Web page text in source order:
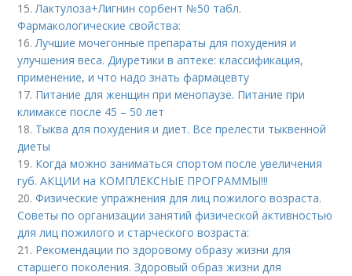
15.Лактулоза+Лигнин сорбент №50 табл.
Фармакологические свойства:
16.Лучшие мочегонные препараты для похудения и
улучшения веса. Диуретики в аптеке: классификация,
применение, и что надо знать фармацевту
17. Питание для женщин при менопаузе. Питание при
климаксе после 45 – 50 лет
18. Тыква для похудения и диет. Все прелести тыквенной
диеты
19. Когда можно заниматься спортом после увеличения
губ. АКЦИИ на КОМПЛЕКСНЫЕ ПРОГРАММЫ!!!
20.Физические упражнения для лиц пожилого возраста.
Советы по организации занятий физической активностью
для лиц пожилого и старческого возраста:
21. Рекомендации по здоровому образу жизни для
старшего поколения. Здоровый образ жизни для